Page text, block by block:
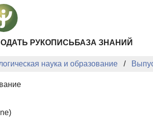
РУКОПИСЬ БАЗА ЗНАНИЙ
наука и образование